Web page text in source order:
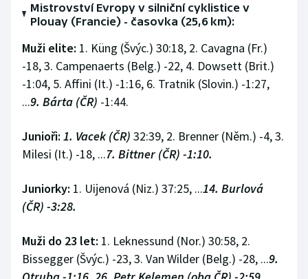
Mistrovství Evropy v silniční cyklistice v
Plouay (Francie) - časovka (25,6 km):
Muži elite: 1. Küng (Švýc.) 30:18, 2. Cavagna (Fr.)
-18, 3. Campenaerts (Belg.) -22, 4. Dowsett (Brit.)
-1:04, 5. Affini (It.) -1:16, 6. Tratnik (Slovin.) -1:27,
...9. Bárta (ČR) -1:44.
Junioři: 1. Vacek (ČR) 32:39, 2. Brenner (Něm.) -4, 3.
Milesi (It.) -18, ...7. Bittner (ČR) -1:10.
Juniorky: 1. Uijenová (Niz.) 37:25, ...14. Burlová
(ČR) -3:28.
Muži do 23 let: 1. Leknessund (Nor.) 30:58, 2.
Bissegger (Švýc.) -23, 3. Van Wilder (Belg.) -28, ...9.